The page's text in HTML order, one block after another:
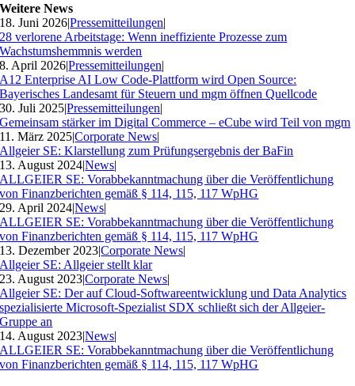
Weitere News
18. Juni 2026|Pressemitteilungen|
28 verlorene Arbeitstage: Wenn ineffiziente Prozesse zum
Wachstumshemmnis werden
8. April 2026|Pressemitteilungen|
A12 Enterprise AI Low Code-Plattform wird Open Source:
Bayerisches Landesamt für Steuern und mgm öffnen Quellcode
30. Juli 2025|Pressemitteilungen|
Gemeinsam stärker im Digital Commerce – eCube wird Teil von mgm
11. März 2025|Corporate News|
Allgeier SE: Klarstellung zum Prüfungsergebnis der BaFin
13. August 2024|News|
ALLGEIER SE: Vorabbekanntmachung über die Veröffentlichung
von Finanzberichten gemäß § 114, 115, 117 WpHG
29. April 2024|News|
ALLGEIER SE: Vorabbekanntmachung über die Veröffentlichung
von Finanzberichten gemäß § 114, 115, 117 WpHG
13. Dezember 2023|Corporate News|
Allgeier SE: Allgeier stellt klar
23. August 2023|Corporate News|
Allgeier SE: Der auf Cloud-Softwareentwicklung und Data Analytics
spezialisierte Microsoft-Spezialist SDX schließt sich der Allgeier-
Gruppe an
14. August 2023|News|
ALLGEIER SE: Vorabbekanntmachung über die Veröffentlichung
von Finanzberichten gemäß § 114, 115, 117 WpHG